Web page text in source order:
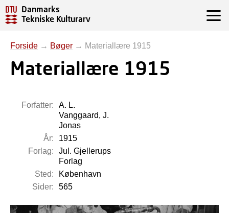
Danmarks
Tekniske Kulturarv
Forside → Bøger → Materiallære 1915
Materiallære 1915
Forfatter:
A. L.
Vanggaard, J.
Jonas
År:
1915
Forlag:
Jul. Gjellerups
Forlag
Sted:
København
Sider:
565